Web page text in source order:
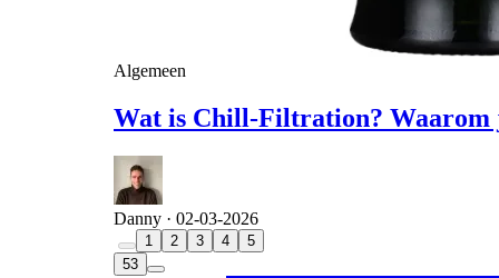
Algemeen
Wat is Chill-Filtration? Waarom
Danny · 02-03-2026
1 2 3 4
5
53